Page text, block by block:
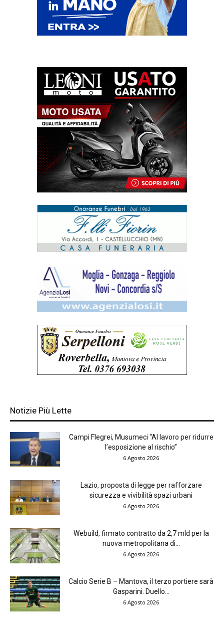
Notizie Più Lette
Campi Flegrei, Musumeci “Al lavoro per ridurre
l’esposizione al rischio”
6 Agosto 2026
Lazio, proposta di legge per rafforzare
sicurezza e vivibilità spazi urbani
6 Agosto 2026
Webuild, firmato contratto da 2,7 mld per la
nuova metropolitana di...
6 Agosto 2026
Calcio Serie B – Mantova, il terzo portiere sarà
Gasparini. Duello...
6 Agosto 2026